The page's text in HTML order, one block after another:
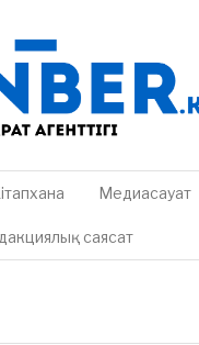
Медиасауат
саясат